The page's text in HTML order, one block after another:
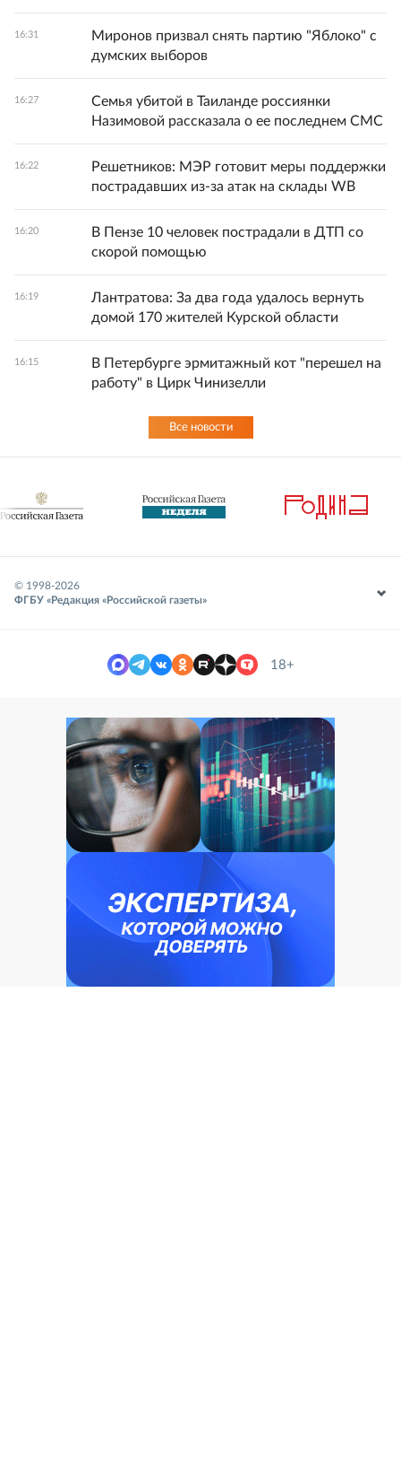
16:31
Миронов призвал снять партию "Яблоко" с
думских выборов
16:27
Семья убитой в Таиланде россиянки
Назимовой рассказала о ее последнем СМС
16:22
Решетников: МЭР готовит меры поддержки
пострадавших из-за атак на склады WB
16:20
В Пензе 10 человек пострадали в ДТП со
скорой помощью
16:19
Лантратова: За два года удалось вернуть
домой 170 жителей Курской области
16:15
В Петербурге эрмитажный кот "перешел на
работу" в Цирк Чинизелли
Все новости
© 1998-2026
ФГБУ «Редакция «Российской газеты»
18+